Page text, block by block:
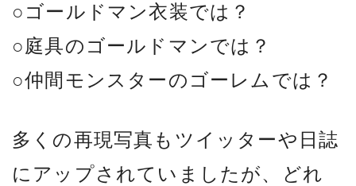
○ゴールドマン衣装では？
○庭具のゴールドマンでは？
○仲間モンスターのゴーレムでは？
多くの再現写真もツイッターや日誌
にアップされていましたが、どれ